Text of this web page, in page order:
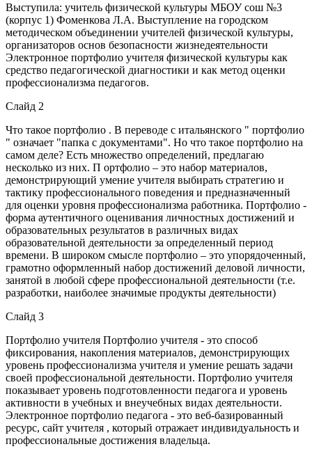
Выступила: учитель физической культуры МБОУ сош №3
(корпус 1) Фоменкова Л.А. Выступление на городском
методическом объединении учителей физической культуры,
организаторов основ безопасности жизнедеятельности
Электронное портфолио учителя физической культуры как
средство педагогической диагностики и как метод оценки
профессионализма педагогов.
Слайд 2
Что такое портфолио . В переводе с итальянского " портфолио
" означает "папка с документами". Но что такое портфолио на
самом деле? Есть множество определений, предлагаю
несколько из них. П ортфолио – это набор материалов,
демонстрирующий умение учителя выбирать стратегию и
тактику профессионального поведения и предназначенный
для оценки уровня профессионализма работника. Портфолио -
форма аутентичного оценивания личностных достижений и
образовательных результатов в различных видах
образовательной деятельности за определенный период
времени. В широком смысле портфолио – это упорядоченный,
грамотно оформленный набор достижений деловой личности,
занятой в любой сфере профессиональной деятельности (т.е.
разработки, наиболее значимые продукты деятельности)
Слайд 3
Портфолио учителя Портфолио учителя - это способ
фиксирования, накопления материалов, демонстрирующих
уровень профессионализма учителя и умение решать задачи
своей профессиональной деятельности. Портфолио учителя
показывает уровень подготовленности педагога и уровень
активности в учебных и внеучебных видах деятельности.
Электронное портфолио педагога - это веб-базированный
ресурс, сайт учителя , который отражает индивидуальность и
профессиональные достижения владельца.